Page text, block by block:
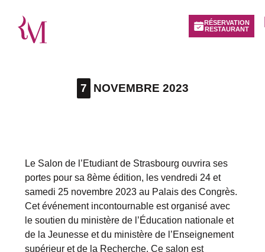
RÉSERVATION
RESTAURANT
7 NOVEMBRE 2023
Le Salon de l’Etudiant de Strasbourg ouvrira ses
portes pour sa 8ème édition, les vendredi 24 et
samedi 25 novembre 2023 au Palais des Congrès.
Cet événement incontournable est organisé avec
le soutien du ministère de l’Éducation nationale et
de la Jeunesse et du ministère de l’Enseignement
supérieur et de la Recherche. Ce salon est